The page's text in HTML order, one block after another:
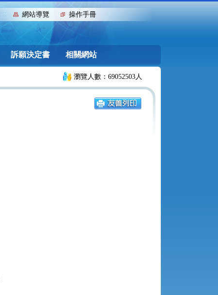
::: 網站導覽 操作手冊
訴願決定書 相關網站
瀏覽人數：69052503人